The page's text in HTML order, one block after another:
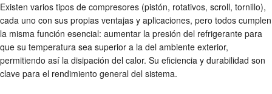
Existen varios tipos de compresores (pistón, rotativos, scroll, tornillo),
cada uno con sus propias ventajas y aplicaciones, pero todos cumplen
la misma función esencial: aumentar la presión del refrigerante para
que su temperatura sea superior a la del ambiente exterior,
permitiendo así la disipación del calor. Su eficiencia y durabilidad son
clave para el rendimiento general del sistema.